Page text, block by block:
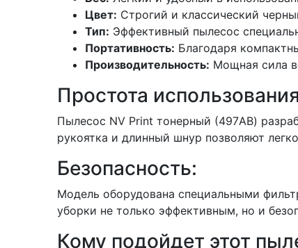
Цвет: Строгий и классический
Тип: Эффективный пылесос
Портативность: Благодаря
Производительность: Мощная сила
Простота
Пылесос NV Print тонерный (497AB)
рукоятка и длинный шнур позволяют
Безопасность:
Модель оборудована специальными
уборки не только эффективным, но и
Кому подойдет этот